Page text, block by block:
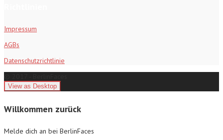
Impressum
AGBs
Datenschutzrichtlinie
Willkommen zurück
Melde dich an bei BerlinFaces